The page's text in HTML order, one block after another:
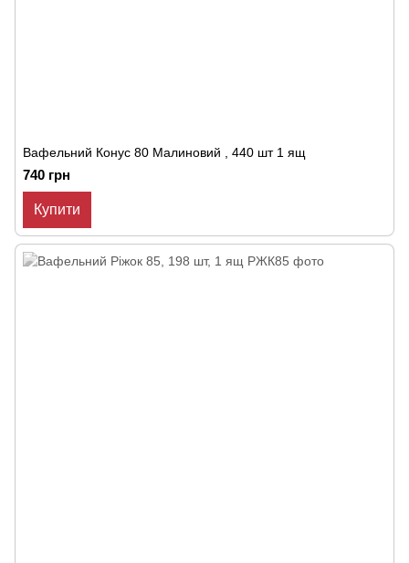
Вафельний Конус 80 Малиновий , 440 шт 1 ящ
740 грн
Купити